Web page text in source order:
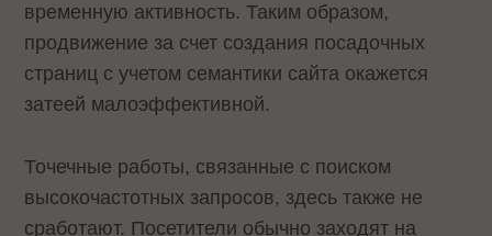
временную активность. Таким образом,
продвижение за счет создания посадочных
страниц с учетом семантики сайта окажется
затеей малоэффективной.
Точечные работы, связанные с поиском
высокочастотных запросов, здесь также не
сработают. Посетители обычно заходят на